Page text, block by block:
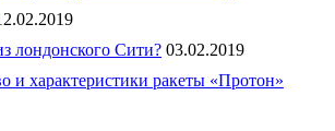
лондонского Сити? 03.02.2019
и характеристики ракеты «Протон»